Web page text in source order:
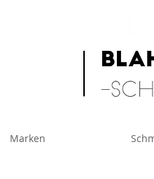
Marken